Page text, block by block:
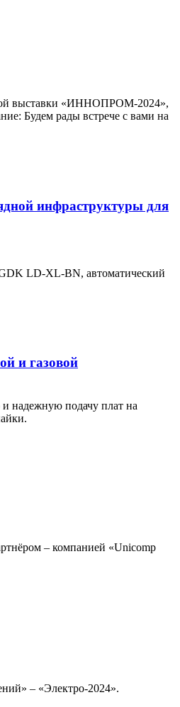
выставки «ИННОПРОМ-2024»,
Будем рады встрече с вами на
инфраструктуры для
LD-XL-BN, автоматический
и газовой
надежную подачу плат на
– компанией «Unicomp
– «Электро-2024».